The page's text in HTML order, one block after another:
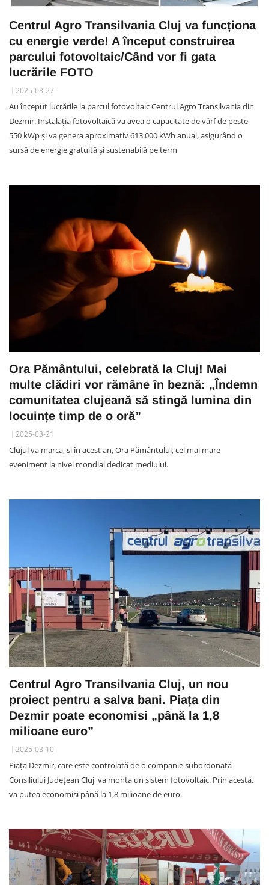
Centrul Agro Transilvania Cluj va funcționa
cu energie verde! A început construirea
parcului fotovoltaic/Când vor fi gata
lucrările FOTO
2025-03-27
Au început lucrările la parcul fotovoltaic Centrul Agro Transilvania din
Dezmir. Instalația fotovoltaică va avea o capacitate de vârf de peste
550 kWp și va genera aproximativ 613.000 kWh anual, asigurând o
sursă de energie gratuită și sustenabilă pe term
Ora Pământului, celebrată la Cluj! Mai
multe clădiri vor rămâne în beznă: „Îndemn
comunitatea clujeană să stingă lumina din
locuințe timp de o oră”
2025-03-21
Clujul va marca, și în acest an, Ora Pământului, cel mai mare
eveniment la nivel mondial dedicat mediului.
Centrul Agro Transilvania Cluj, un nou
proiect pentru a salva bani. Piața din
Dezmir poate economisi „până la 1,8
milioane euro”
2025-03-10
Piața Dezmir, care este controlată de o companie subordonată
Consiliului Județean Cluj, va monta un sistem fotovoltaic. Prin acesta,
va putea economisi până la 1,8 milioane de euro.